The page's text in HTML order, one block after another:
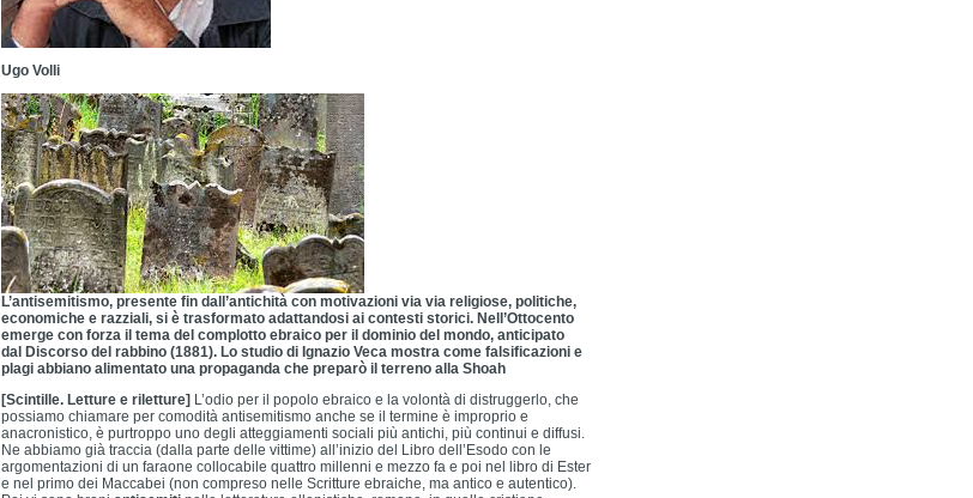
Ugo Volli
L’antisemitismo, presente fin dall’antichità con motivazioni via via religiose, politiche,
economiche e razziali, si è trasformato adattandosi ai contesti storici. Nell’Ottocento
emerge con forza il tema del complotto ebraico per il dominio del mondo, anticipato
dal Discorso del rabbino (1881). Lo studio di Ignazio Veca mostra come falsificazioni e
plagi abbiano alimentato una propaganda che preparò il terreno alla Shoah
[Scintille. Letture e riletture] L’odio per il popolo ebraico e la volontà di distruggerlo, che
possiamo chiamare per comodità antisemitismo anche se il termine è improprio e
anacronistico, è purtroppo uno degli atteggiamenti sociali più antichi, più continui e diffusi.
Ne abbiamo già traccia (dalla parte delle vittime) all’inizio del Libro dell’Esodo con le
argomentazioni di un faraone collocabile quattro millenni e mezzo fa e poi nel libro di Ester
e nel primo dei Maccabei (non compreso nelle Scritture ebraiche, ma antico e autentico).